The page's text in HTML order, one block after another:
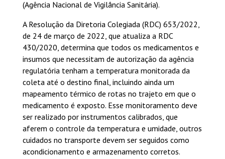
(Agência Nacional de Vigilância Sanitária).
A Resolução da Diretoria Colegiada (RDC) 653/2022,
de 24 de março de 2022, que atualiza a RDC
430/2020, determina que todos os medicamentos e
insumos que necessitam de autorização da agência
regulatória tenham a temperatura monitorada da
coleta até o destino final, incluindo ainda um
mapeamento térmico de rotas no trajeto em que o
medicamento é exposto. Esse monitoramento deve
ser realizado por instrumentos calibrados, que
aferem o controle da temperatura e umidade, outros
cuidados no transporte devem ser seguidos como
acondicionamento e armazenamento corretos.